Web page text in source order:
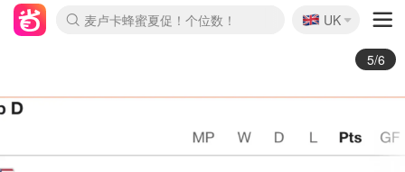
麦卢卡蜂蜜夏促！个位数！
🇬🇧
UK
6/6